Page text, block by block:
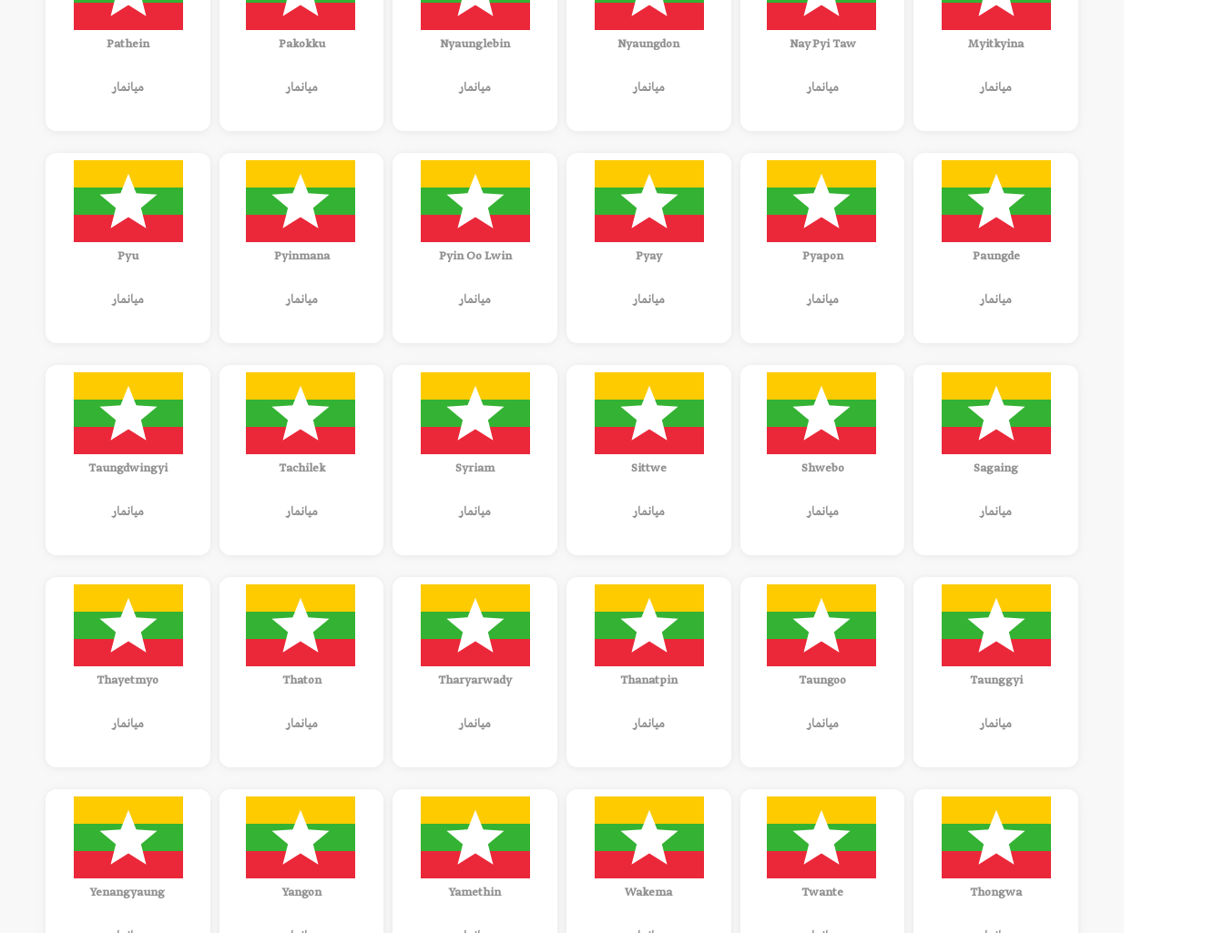
Myitkyina
ميانمار
Nay Pyi Taw
ميانمار
Nyaungdon
ميانمار
Nyaunglebin
ميانمار
Pakokku
ميانمار
Pathein
ميانمار
Paungde
ميانمار
Pyapon
ميانمار
Pyay
ميانمار
Pyin Oo Lwin
ميانمار
Pyinmana
ميانمار
Pyu
ميانمار
Sagaing
ميانمار
Shwebo
ميانمار
Sittwe
ميانمار
Syriam
ميانمار
Tachilek
ميانمار
Taungdwingyi
ميانمار
Taunggyi
ميانمار
Taungoo
ميانمار
Thanatpin
ميانمار
Tharyarwady
ميانمار
Thaton
ميانمار
Thayetmyo
ميانمار
Thongwa
Twante
Wakema
Yamethin
Yangon
Yenangyaung